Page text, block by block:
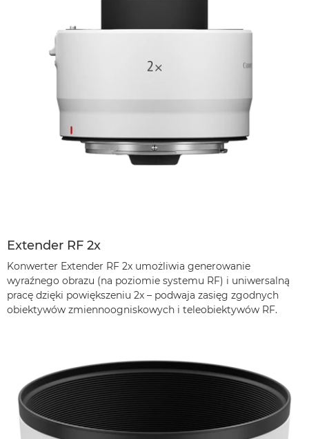
Extender RF 2x
Konwerter Extender RF 2x umożliwia generowanie
wyraźnego obrazu (na poziomie systemu RF) i uniwersalną
pracę dzięki powiększeniu 2x – podwaja zasięg zgodnych
obiektywów zmiennoogniskowych i teleobiektywów RF.